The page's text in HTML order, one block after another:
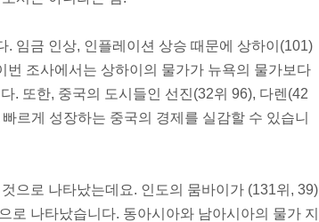
임금 인상, 인플레이션 상승 때문에 상하이(101)
조사에서는 상하이의 물가가 뉴욕의 물가보다
. 또한, 중국의 도시들인 선진(32위 96), 다렌(42
르게 성장하는 중국의 경제를 실감할 수 있습니
으로 나타났는데요. 인도의 뭄바이가 (131위, 39)
로 나타났습니다. 동아시아와 남아시아의 물가 지